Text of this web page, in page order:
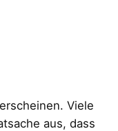
Viele
aus, dass